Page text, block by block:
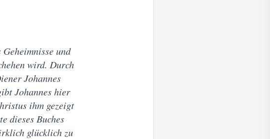
und
wird. Durch
Johannes
Johannes hier
ihm gezeigt
dieses Buches
glücklich zu